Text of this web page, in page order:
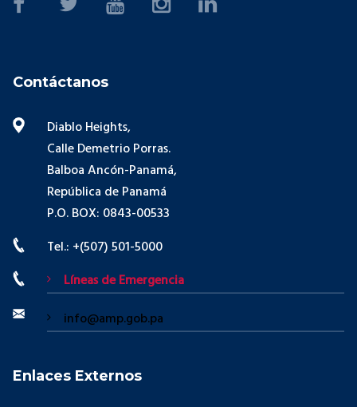
Contáctanos
Diablo Heights,
Calle Demetrio Porras.
Balboa Ancón-Panamá,
República de Panamá
P.O. BOX: 0843-00533
Tel.: +(507) 501-5000
Líneas de Emergencia
info@amp.gob.pa
Enlaces Externos